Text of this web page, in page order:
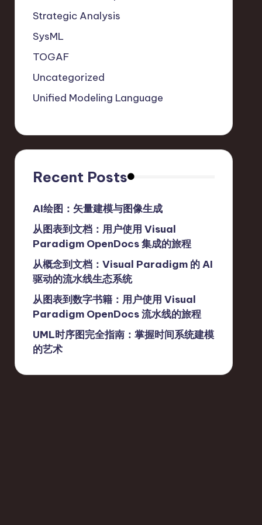
Strategic Analysis
SysML
TOGAF
Uncategorized
Unified Modeling Language
Recent Posts
AI绘图：矢量建模与图像生成
从图表到文档：用户使用 Visual
Paradigm OpenDocs 集成的旅程
从概念到文档：Visual Paradigm 的 AI
驱动的流水线生态系统
从图表到数字书籍：用户使用 Visual
Paradigm OpenDocs 流水线的旅程
UML时序图完全指南：掌握时间系统建模
的艺术